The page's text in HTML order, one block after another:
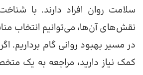
سلامت روان افراد دارند. با
نقش‌های آن‌ها، می‌توانیم انتخاب
در مسیر بهبود روانی گام برداریم.
کمک نیاز دارید، مراجعه به یک